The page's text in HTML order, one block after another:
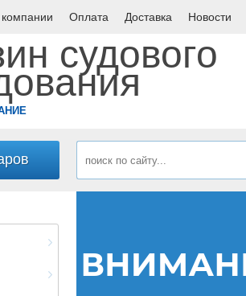
Оплата Доставка Новости